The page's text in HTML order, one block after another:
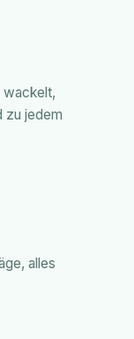
wackelt,
zu jedem
alles